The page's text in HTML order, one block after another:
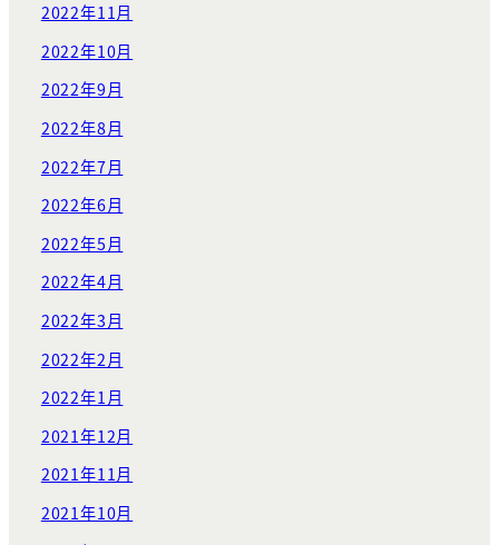
2022年11月
2022年10月
2022年9月
2022年8月
2022年7月
2022年6月
2022年5月
2022年4月
2022年3月
2022年2月
2022年1月
2021年12月
2021年11月
2021年10月